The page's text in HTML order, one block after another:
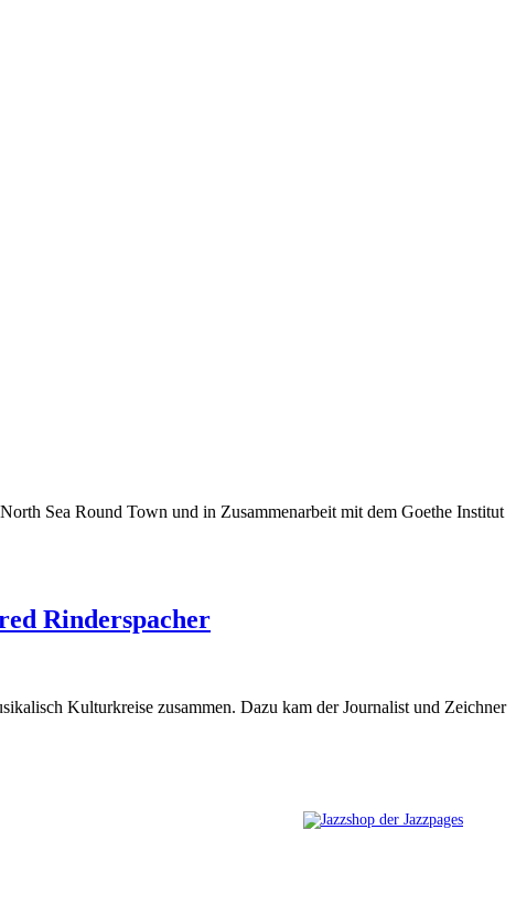
Sea Round Town und in Zusammenarbeit mit dem Goethe Institut
Rinderspacher
Kulturkreise zusammen. Dazu kam der Journalist und Zeichner